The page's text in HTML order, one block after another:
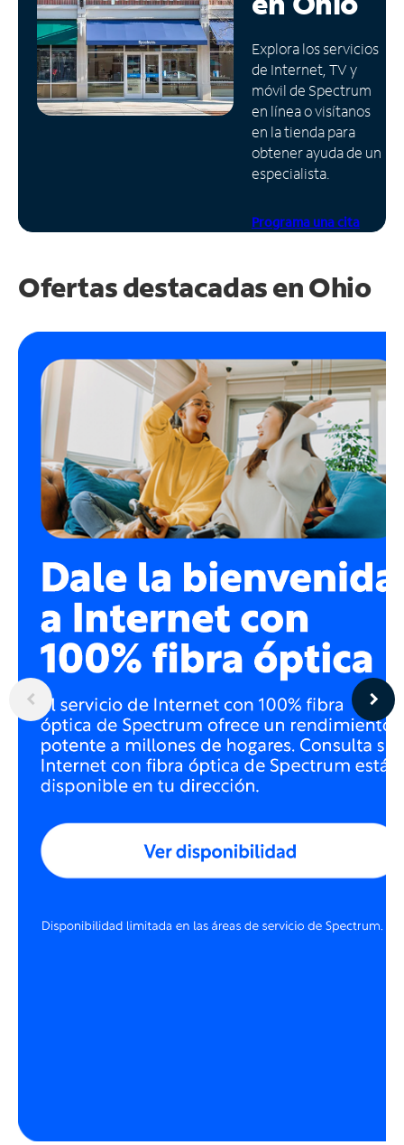
Administrar
cuenta
Encuentra
una
tienda
Explora los servicios
de Internet, TV y
móvil de Spectrum
en línea o visítanos
en la tienda para
obtener ayuda de un
especialista.
Programa una cita
Ofertas destacadas enOhio